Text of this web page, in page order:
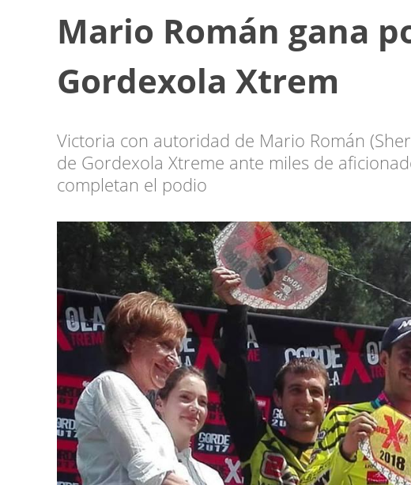
Mario Román gana
Gordexola Xtrem
Victoria con autoridad de Mario Román
de Gordexola Xtreme ante miles de
completan el podio